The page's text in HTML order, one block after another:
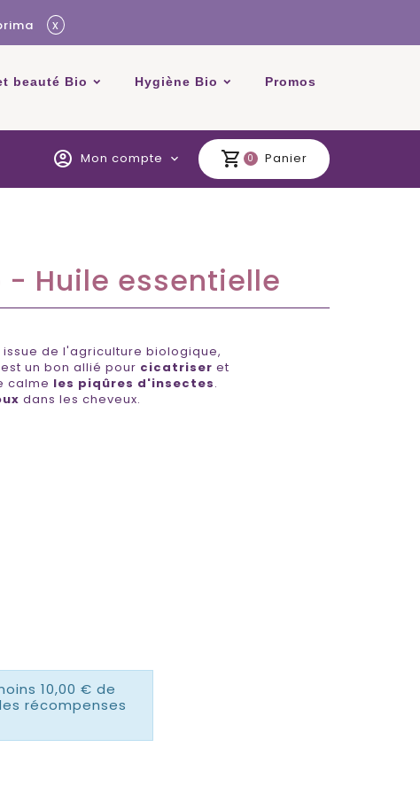
x
beauté Bio Hygiène Bio Promos
shopping_cart 0 Panier
account_circle Mon compte expand_more
- Huile essentielle
de l'agriculture biologique,
est un bon allié pour cicatriser et
calme les piqûres d'insectes.
dans les cheveux.
10,00 € de
récompenses